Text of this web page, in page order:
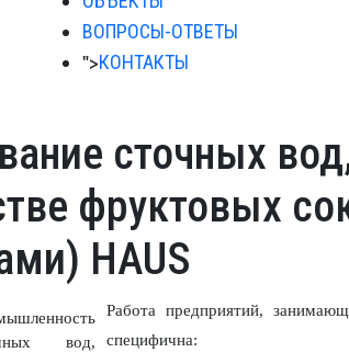
ВОПРОСЫ-ОТВЕТЫ
">КОНТАКТЫ
сточных
фруктовых
HAUS
Работа предприятий,
специфична: